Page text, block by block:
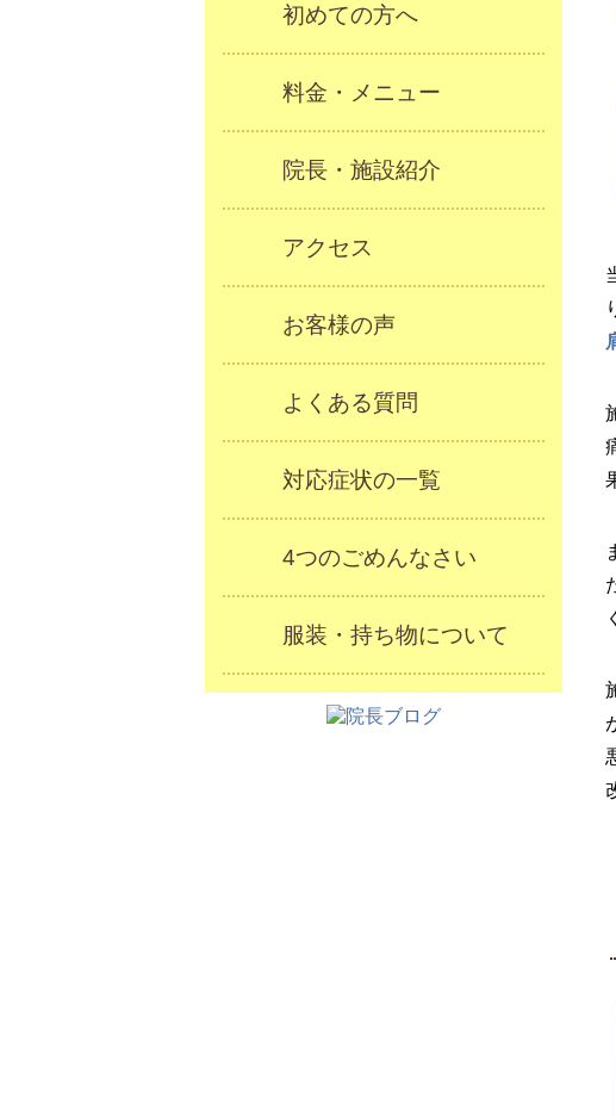
初めての方へ
料金・メニュー
院長・施設紹介
アクセス
お客様の声
よくある質問
対応症状の一覧
4つのごめんなさい
服装・持ち物について